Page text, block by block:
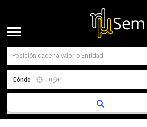
Dónde